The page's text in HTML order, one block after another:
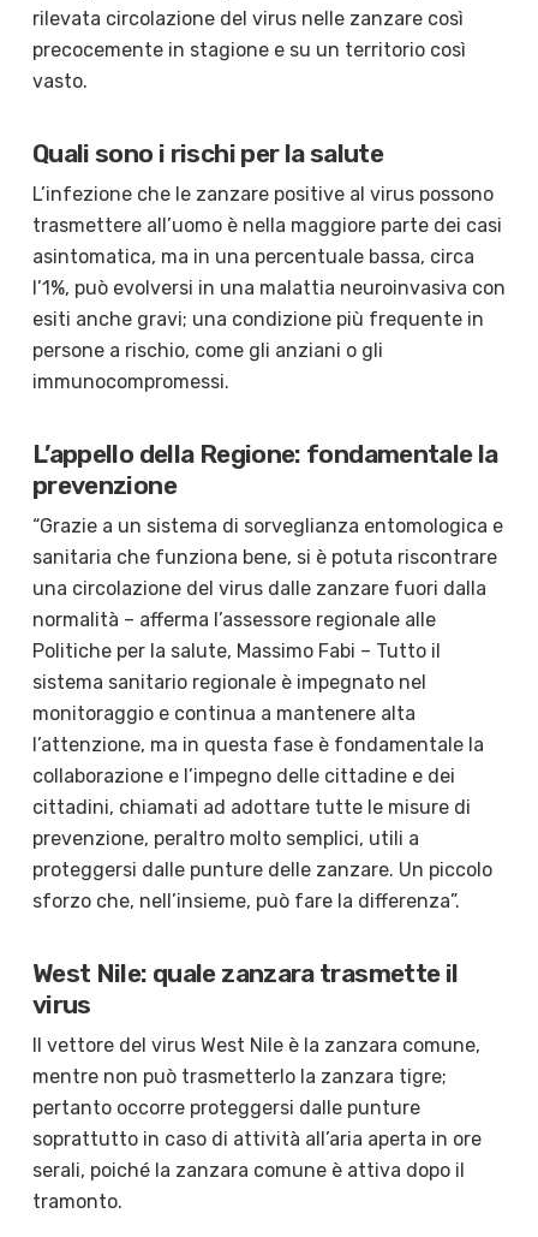
rilevata circolazione del virus nelle zanzare così
precocemente in stagione e su un territorio così
vasto.
Quali sono i rischi per la salute
L’infezione che le zanzare positive al virus possono
trasmettere all’uomo è nella maggiore parte dei casi
asintomatica, ma in una percentuale bassa, circa
l’1%, può evolversi in una malattia neuroinvasiva con
esiti anche gravi; una condizione più frequente in
persone a rischio, come gli anziani o gli
immunocompromessi.
L’appello della Regione: fondamentale la
prevenzione
“Grazie a un sistema di sorveglianza entomologica e
sanitaria che funziona bene, si è potuta riscontrare
una circolazione del virus dalle zanzare fuori dalla
normalità – afferma l’assessore regionale alle
Politiche per la salute, Massimo Fabi – Tutto il
sistema sanitario regionale è impegnato nel
monitoraggio e continua a mantenere alta
l’attenzione, ma in questa fase è fondamentale la
collaborazione e l’impegno delle cittadine e dei
cittadini, chiamati ad adottare tutte le misure di
prevenzione, peraltro molto semplici, utili a
proteggersi dalle punture delle zanzare. Un piccolo
sforzo che, nell’insieme, può fare la differenza”.
West Nile: quale zanzara trasmette il
virus
Il vettore del virus West Nile è la zanzara comune,
mentre non può trasmetterlo la zanzara tigre;
pertanto occorre proteggersi dalle punture
soprattutto in caso di attività all’aria aperta in ore
serali, poiché la zanzara comune è attiva dopo il
tramonto.